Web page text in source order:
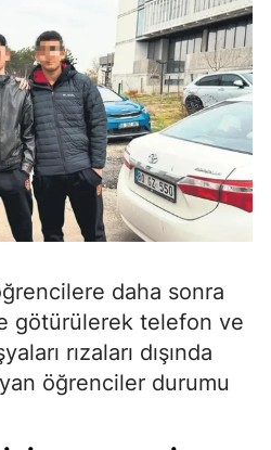
daha sonra
götürülerek telefon ve
rızaları dışında
öğrenciler durumu